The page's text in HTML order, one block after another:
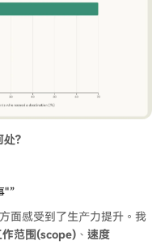
处?
"”
面感受到了生产力提升。我
作范围(scope) 、 速度